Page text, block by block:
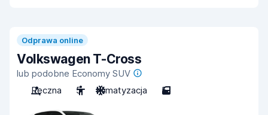
Odprawa online
Volkswagen T-Cross
lub podobne Economy SUV
Ręczna
5 Klimatyzacja 5